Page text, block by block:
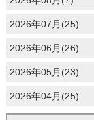
2026年07月(25)
2026年06月(26)
2026年05月(23)
2026年04月(25)